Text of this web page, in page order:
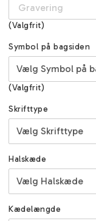
(Valgfrit)
Symbol på bagsiden
(Valgfrit)
Skrifttype
Halskæde
Kædelængde